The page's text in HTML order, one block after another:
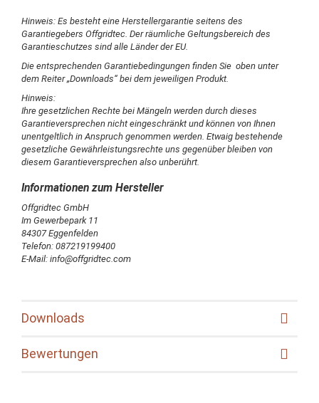
Hinweis: Es besteht eine Herstellergarantie seitens des
Garantiegebers Offgridtec. Der räumliche Geltungsbereich des
Garantieschutzes sind alle Länder der EU.
Die entsprechenden Garantiebedingungen finden Sie oben unter
dem Reiter „Downloads“ bei dem jeweiligen Produkt.
Hinweis:
Ihre gesetzlichen Rechte bei Mängeln werden durch dieses
Garantieversprechen nicht eingeschränkt und können von Ihnen
unentgeltlich in Anspruch genommen werden. Etwaig bestehende
gesetzliche Gewährleistungsrechte uns gegenüber bleiben von
diesem Garantieversprechen also unberührt.
Offgridtec GmbH
Im Gewerbepark 11
84307 Eggenfelden
Telefon: 087219199400
E-Mail: info@offgridtec.com
Downloads
Bewertungen